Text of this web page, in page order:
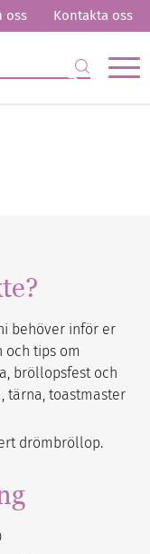
oss Kontakta oss
behöver inför er
och tips om
bröllopsfest och
tärna, toastmaster
drömbröllop.